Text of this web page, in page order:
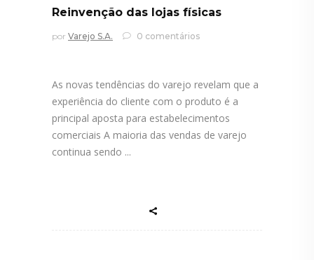
Reinvenção das lojas físicas
por Varejo S.A. 0 comentários
As novas tendências do varejo revelam que a
experiência do cliente com o produto é a
principal aposta para estabelecimentos
comerciais A maioria das vendas de varejo
continua sendo